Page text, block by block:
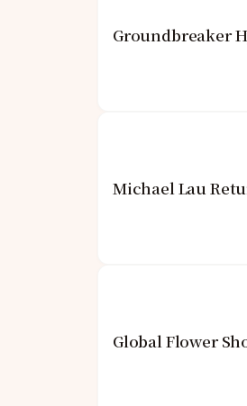
Groundbreaker
Michael Lau
Global Flower